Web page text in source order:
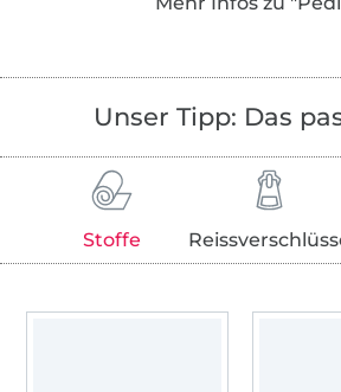
schau auf meinem Blog
seit 2010 um jede Menge
selbstgemachte Dinge und das
Junkie.
Unser Tipp: Das
Stoffe